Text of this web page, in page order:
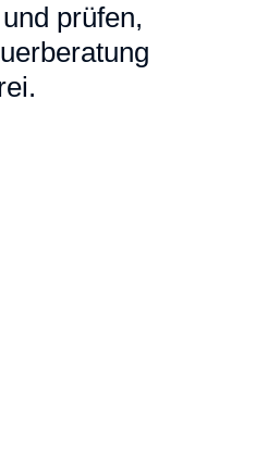
prüfen,